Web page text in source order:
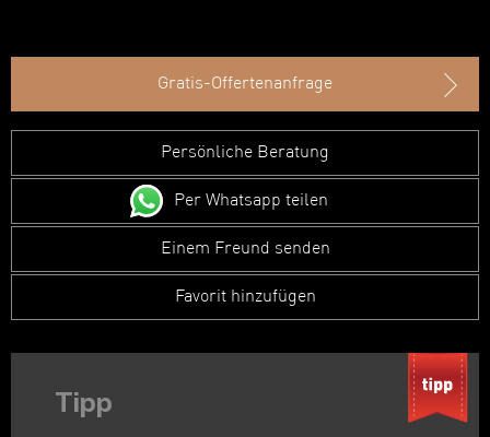
Gratis-Offertenanfrage
Persönliche Beratung
Per Whatsapp teilen
Einem Freund senden
Favorit hinzufügen
Tipp